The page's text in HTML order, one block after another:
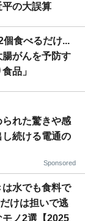
の大誤算
食べるだけ...
がんを予防す
品」
られた驚きや感
続ける電通の
Sponsored
水でも食料で
けは担いで逃
ノ2選【2025